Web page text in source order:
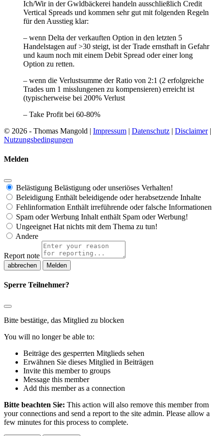
Ich/Wir in der Gwldbäckerei handeln ausschließlich Credit
Vertical Spreads und kommen sehr gut mit folgenden Regeln
für den Ausstieg klar:
– wenn Delta der verkauften Option in den letzten 5
Handelstagen auf >30 steigt, ist der Trade ernsthaft in Gefahr
und kaum noch mit einem Debit Spread oder einer long
Option zu retten.
– wenn die Verlustsumme der Ratio von 2:1 (2 erfolgreiche
Trades um 1 misslungenen zu kompensieren) erreicht ist
(typischerweise bei 200% Verlust
– Take Profit bei 60-80%
© 2026 - Thomas Mangold | Impressum | Datenschutz | Disclaimer|
Nutzungsbedingungen
Melden
Belästigung Belästigung oder unseriöses Verhalten!
Beleidigung Enthält beleidigende oder herabsetzende Inhalte
Fehlinformation Enthält irreführende oder falsche Informationen
Spam oder Werbung Inhalt enthält Spam oder Werbung!
Ungeeignet Hat nichts mit dem Thema zu tun!
Andere
Report note
Melden
Sperre Teilnehmer?
Bitte bestätige, das Mitglied zu blocken
You will no longer be able to:
Beiträge des gesperrten Mitglieds sehen
Erwähnen Sie dieses Mitglied in Beiträgen
Invite this member to groups
Message this member
Add this member as a connection
Bitte beachten Sie: This action will also remove this member from
your connections and send a report to the site admin. Please allow a
few minutes for this process to complete.